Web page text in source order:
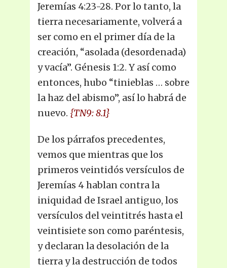
Jeremías 4:23-28. Por lo tanto, la
tierra necesariamente, volverá a
ser como en el primer día de la
creación, “asolada (desordenada)
y vacía”. Génesis 1:2. Y así como
entonces, hubo “tinieblas … sobre
la haz del abismo”, así lo habrá de
nuevo. {TN9: 8.1}
De los párrafos precedentes,
vemos que mientras que los
primeros veintidós versículos de
Jeremías 4 hablan contra la
iniquidad de Israel antiguo, los
versículos del veintitrés hasta el
veintisiete son como paréntesis,
y declaran la desolación de la
tierra y la destrucción de todos